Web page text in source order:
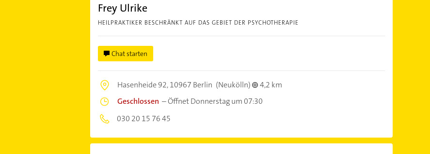
Frey Ulrike
HEILPRAKTIKER BESCHRÄNKT AUF DAS GEBIET DER PSYCHOTHERAPIE
Chat starten
Hasenheide 92,10967 Berlin (Neukölln)
4,2 km
Geschlossen –Öffnet Donnerstag um 07:30
030 20 15 76 45